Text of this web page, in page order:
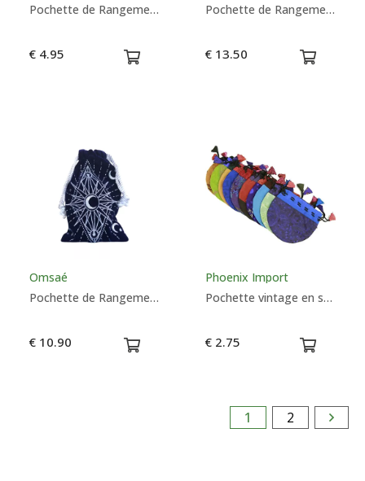
Pochette de Rangement Oracle & Tarot - Fleur de Vie - Ysao
€ 4.95
Pochette de Rangement Oracle & Tarot - Lune - Ysao
€ 13.50
Omsaé
Pochette de Rangement Oracle & Tarot - Quartier de Lune - Ysao
€ 10.90
Phoenix Import
Pochette vintage en soie
€ 2.75
1 2